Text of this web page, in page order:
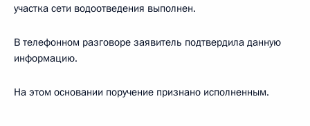
участка сети водоотведения выполнен.
В телефонном разговоре заявитель подтвердила данную
информацию.
На этом основании поручение признано исполненным.